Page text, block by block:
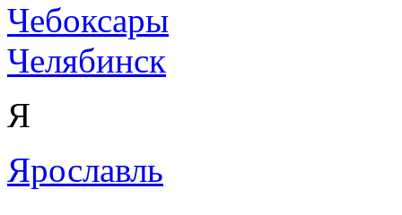
Чебоксары
Челябинск
Я
Ярославль